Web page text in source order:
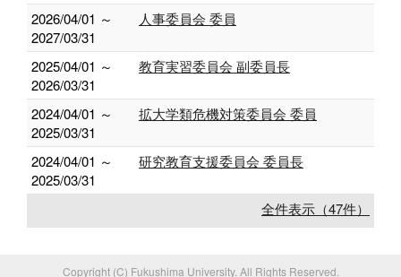
2026/04/01 ～
2027/03/31
人事委員会 委員
2025/04/01 ～
2026/03/31
教育実習委員会 副委員長
2024/04/01 ～
2025/03/31
拡大学類危機対策委員会 委員
2024/04/01 ～
2025/03/31
研究教育支援委員会 委員長
全件表示（47件）
Copyright (C) Fukushima University. All Rights Reserved.